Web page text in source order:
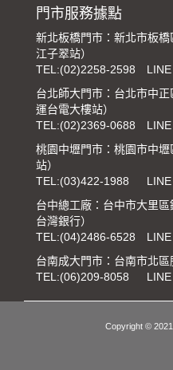
門市服務據點
新北板橋門市：新北市板
江子翠站）
TEL:(02)2258-2598
台北師大門市：台北市中
運台電大樓站）
TEL:(02)2369-0688
桃園中壢門市：桃園市中
站）
TEL:(03)422-1988
台中總工廠：台中市大里
台灣銀行）
TEL:(04)2486-6528
台南成大門市：台南市北區
TEL:(06)209-8058
Copyright ©